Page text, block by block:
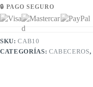
🔒 PAGO SEGURO
SKU:CAB10
CATEGORÍAS: CABECEROS,